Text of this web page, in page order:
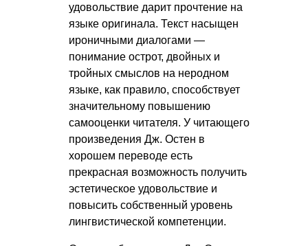
удовольствие дарит прочтение на
языке оригинала. Текст насыщен
ироничными диалогами —
понимание острот, двойных и
тройных смыслов на неродном
языке, как правило, способствует
значительному повышению
самооценки читателя. У читающего
произведения Дж. Остен в
хорошем переводе есть
прекрасная возможность получить
эстетическое удовольствие и
повысить собственный уровень
лингвистической компетенции.